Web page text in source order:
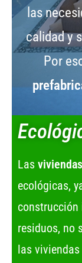
las
calidad y
Por
Las
ecológicas,
construcción
residuos, no
las